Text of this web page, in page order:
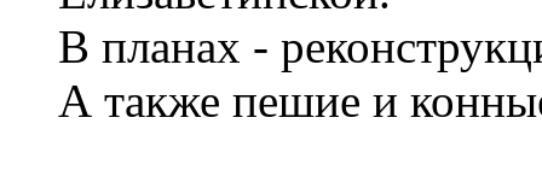
В планах -
А также пешие и